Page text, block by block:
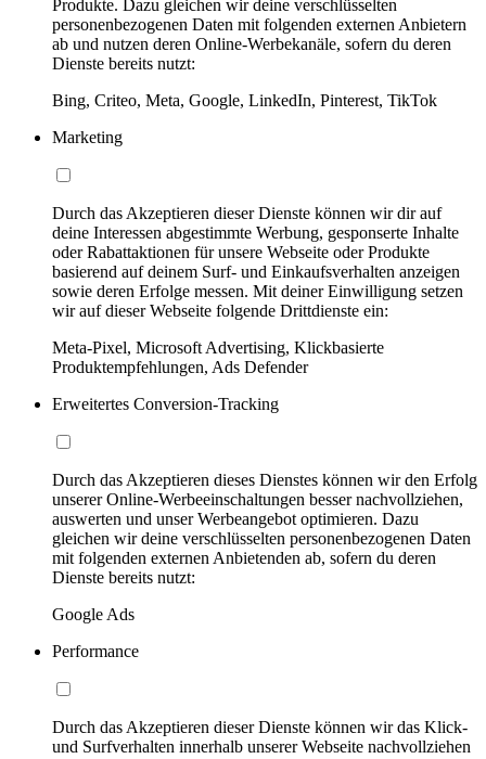
Produkte. Dazu gleichen wir deine verschlüsselten
personenbezogenen Daten mit folgenden externen Anbietern
ab und nutzen deren Online-Werbekanäle, sofern du deren
Dienste bereits nutzt:
Bing, Criteo, Meta, Google, LinkedIn, Pinterest, TikTok
Marketing
Durch das Akzeptieren dieser Dienste können wir dir auf
deine Interessen abgestimmte Werbung, gesponserte Inhalte
oder Rabattaktionen für unsere Webseite oder Produkte
basierend auf deinem Surf- und Einkaufsverhalten anzeigen
sowie deren Erfolge messen. Mit deiner Einwilligung setzen
wir auf dieser Webseite folgende Drittdienste ein:
Meta-Pixel, Microsoft Advertising, Klickbasierte
Produktempfehlungen, Ads Defender
Erweitertes Conversion-Tracking
Durch das Akzeptieren dieses Dienstes können wir den Erfolg
unserer Online-Werbeeinschaltungen besser nachvollziehen,
auswerten und unser Werbeangebot optimieren. Dazu
gleichen wir deine verschlüsselten personenbezogenen Daten
mit folgenden externen Anbietenden ab, sofern du deren
Dienste bereits nutzt:
Google Ads
Performance
Durch das Akzeptieren dieser Dienste können wir das Klick-
und Surfverhalten innerhalb unserer Webseite nachvollziehen